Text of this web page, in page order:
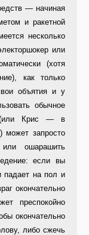
— начиная
и ракетной
несколько
или
(хотя
как только
объятия и у
обычное
(или Крис — в
может запросто
или ошарашить
если вы
падает на пол и
окончательно
преспокойно
окончательно
либо сжечь